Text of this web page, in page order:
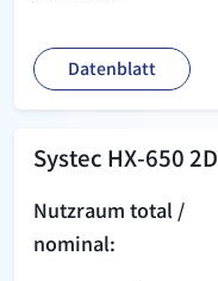
Datenblatt
Systec HX-650 2D
Nutzraum total /
nominal: